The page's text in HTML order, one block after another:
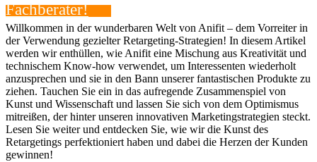
Fachberater!
Willkommen in der wunderbaren Welt von Anifit – dem Vorreiter in
der Verwendung gezielter Retargeting-Strategien! In diesem Artikel
werden wir enthüllen, wie Anifit eine Mischung⁢ aus Kreativität und
technischem Know-how verwendet, um Interessenten wiederholt
anzusprechen und⁢ sie in den Bann unserer fantastischen Produkte zu
ziehen. Tauchen Sie‌ ein in das aufregende Zusammenspiel von
Kunst⁢ und Wissenschaft und lassen‌ Sie sich von dem Optimismus
mitreißen, der hinter unseren innovativen Marketingstrategien steckt.
Lesen Sie weiter und entdecken Sie, wie wir ​die⁢ Kunst des
Retargetings perfektioniert‍ haben und dabei die Herzen ​der Kunden
gewinnen!